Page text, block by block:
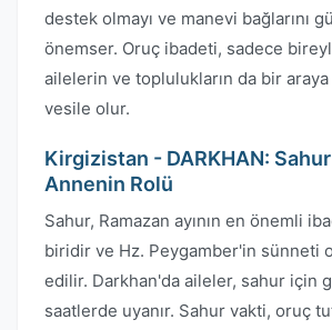
destek olmayı ve manevi bağlarını
önemser. Oruç ibadeti, sadece
ailelerin ve toplulukların da bir
vesile olur.
Kirgizistan - DARKHAN:
Annenin Rolü
Sahur, Ramazan ayının en önemli
biridir ve Hz. Peygamber'in sünneti
edilir. Darkhan'da aileler, sahur için
saatlerde uyanır. Sahur vakti, oruç